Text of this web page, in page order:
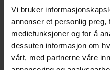
Vi bruker
annonser et personlig
mediefunksjoner og for å
dessuten informasjon om
vårt, med partnerne våre
Antall Sider
Utgiver
Lanseringsdato